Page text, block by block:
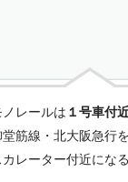
レールは １号車付
筋線・北大阪急行
レーター付近になる